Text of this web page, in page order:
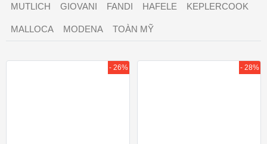
MUTLICH GIOVANI FANDI HAFELE KEPLERCOOK
MALLOCA MODENA TOÀN MỸ
- 26% - 28%